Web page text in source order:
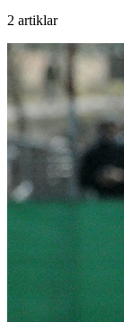
2 artiklar